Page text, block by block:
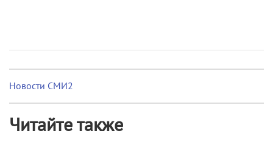
Новости СМИ2
Читайте также